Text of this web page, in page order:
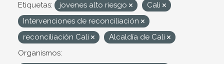
Etiquetas:
jovenes alto riesgo
Cali
Intervenciones de reconciliación
reconciliación Cali
Alcaldía de Cali
Organismos: